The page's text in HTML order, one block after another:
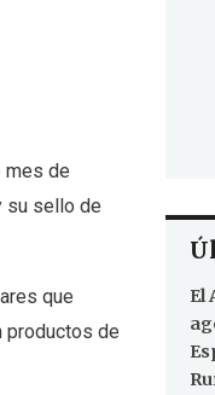
mes de
su sello de
que
productos de
El